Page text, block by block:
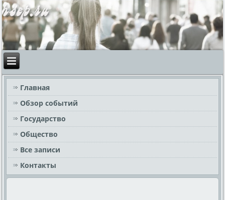
Главная
Обзор событий
Государство
Общество
Все записи
Контакты